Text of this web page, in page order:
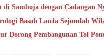
Samboja dengan Cadangan
Basah Landa Sejumlah
Dorong Pembangunan Tol